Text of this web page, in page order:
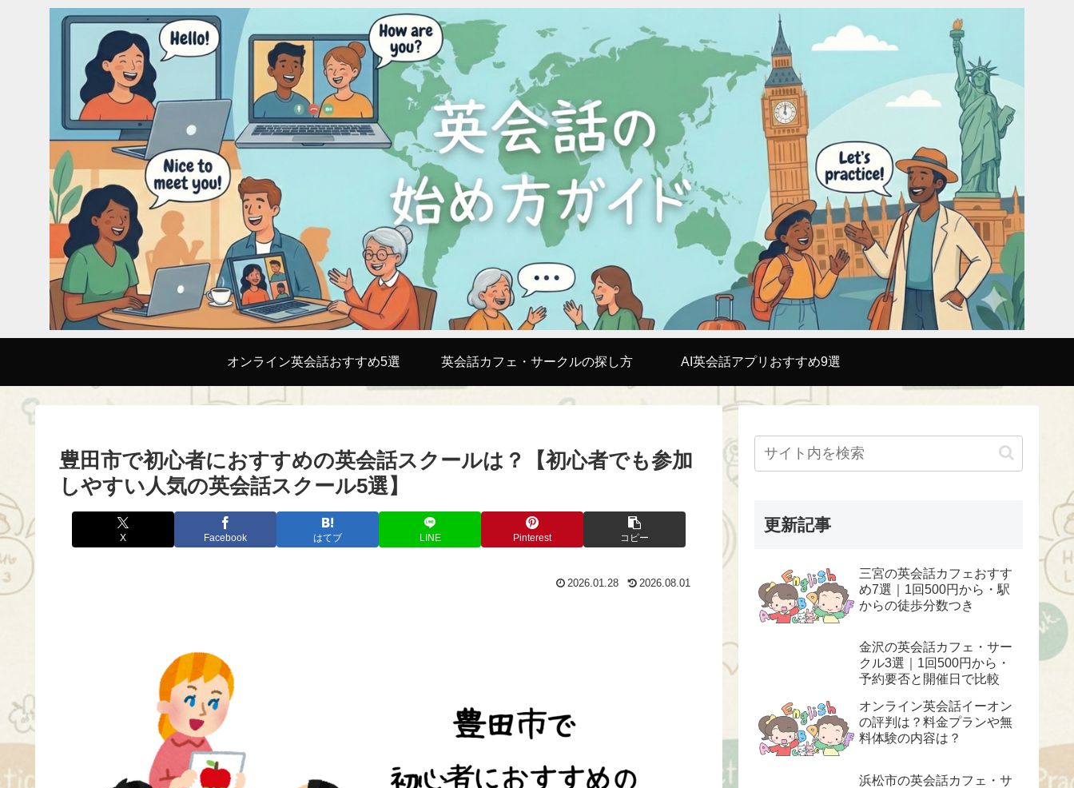
オンライン英会話おすすめ5選 英会話カフェ・サークルの探し方 AI英会話アプリおすすめ9選
豊田市で初心者におすすめの英会話スクールは？【初心者でも参加
しやすい人気の英会話スクール5選】
X Facebook はてブ LINE Pinterest コピー
2026.01.28 2026.08.01
更新記事
三宮の英会話カフェおすす
め7選｜1回500円から・駅
からの徒歩分数つき
金沢の英会話カフェ・サー
クル3選｜1回500円から・
予約要否と開催日で比較
オンライン英会話イーオン
の評判は？料金プランや無
料体験の内容は？
浜松市の英会話カフェ・サ